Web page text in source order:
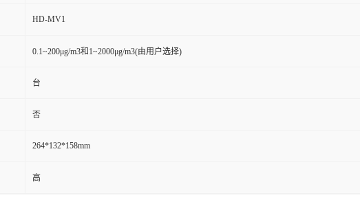
HD-MV1
0.1~200μg/m3和1~2000μg/m3(由用户选择)
台
否
264*132*158mm
高